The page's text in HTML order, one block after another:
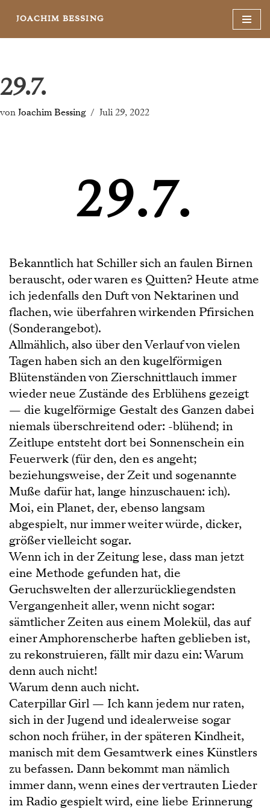
JOACHIM BESSING
29.7.
von Joachim Bessing Juli 29, 2022
29.7.
Bekanntlich hat Schiller sich an faulen Birnen
berauscht, oder waren es Quitten? Heute atme
ich jedenfalls den Duft von Nektarinen und
flachen, wie überfahren wirkenden Pfirsichen
(Sonderangebot).
Allmählich, also über den Verlauf von vielen
Tagen haben sich an den kugelförmigen
Blütenständen von Zierschnittlauch immer
wieder neue Zustände des Erblühens gezeigt
— die kugelförmige Gestalt des Ganzen dabei
niemals überschreitend oder: -blühend; in
Zeitlupe entsteht dort bei Sonnenschein ein
Feuerwerk (für den, den es angeht;
beziehungsweise, der Zeit und sogenannte
Muße dafür hat, lange hinzuschauen: ich).
Moi, ein Planet, der, ebenso langsam
abgespielt, nur immer weiter würde, dicker,
größer vielleicht sogar.
Wenn ich in der Zeitung lese, dass man jetzt
eine Methode gefunden hat, die
Geruchswelten der allerzurückliegendsten
Vergangenheit aller, wenn nicht sogar:
sämtlicher Zeiten aus einem Molekül, das auf
einer Amphorenscherbe haften geblieben ist,
zu rekonstruieren, fällt mir dazu ein: Warum
denn auch nicht!
Warum denn auch nicht.
Caterpillar Girl — Ich kann jedem nur raten,
sich in der Jugend und idealerweise sogar
schon noch früher, in der späteren Kindheit,
manisch mit dem Gesamtwerk eines Künstlers
zu befassen. Dann bekommt man nämlich
immer dann, wenn eines der vertrauten Lieder
im Radio gespielt wird, eine liebe Erinnerung